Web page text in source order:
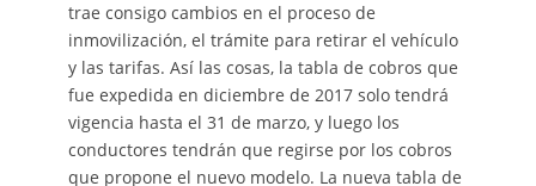
trae consigo cambios en el proceso de
inmovilización, el trámite para retirar el vehículo
y las tarifas. Así las cosas, la tabla de cobros que
fue expedida en diciembre de 2017 solo tendrá
vigencia hasta el 31 de marzo, y luego los
conductores tendrán que regirse por los cobros
que propone el nuevo modelo. La nueva tabla de